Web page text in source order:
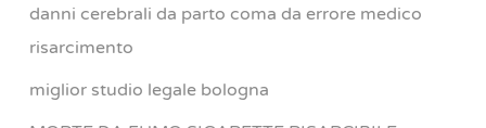
danni cerebrali da parto coma da errore medico
risarcimento
miglior studio legale bologna